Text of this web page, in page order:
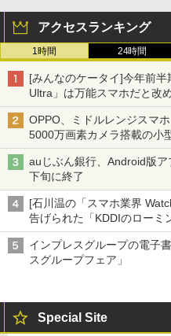
アクセスランキング
1時間 24時間
[みんなのケータイ]今年前
Ultra」は万能スマホだと改
OPPO、ミドルレンジスマ
5000万画素カメラ搭載の小
auじぶん銀行、Android版
下旬に終了
[石川温の「スマホ業界
告げられた「KDDIのローミ
穴と楽天モバイルの課題
インプレスグループの電子
スグループフェア」
Special Site